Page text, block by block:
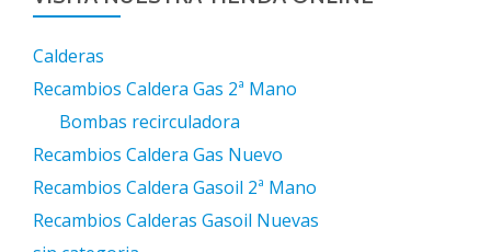
Calderas
Recambios Caldera Gas 2ª Mano
Bombas recirculadora
Recambios Caldera Gas Nuevo
Recambios Caldera Gasoil 2ª Mano
Recambios Calderas Gasoil Nuevas